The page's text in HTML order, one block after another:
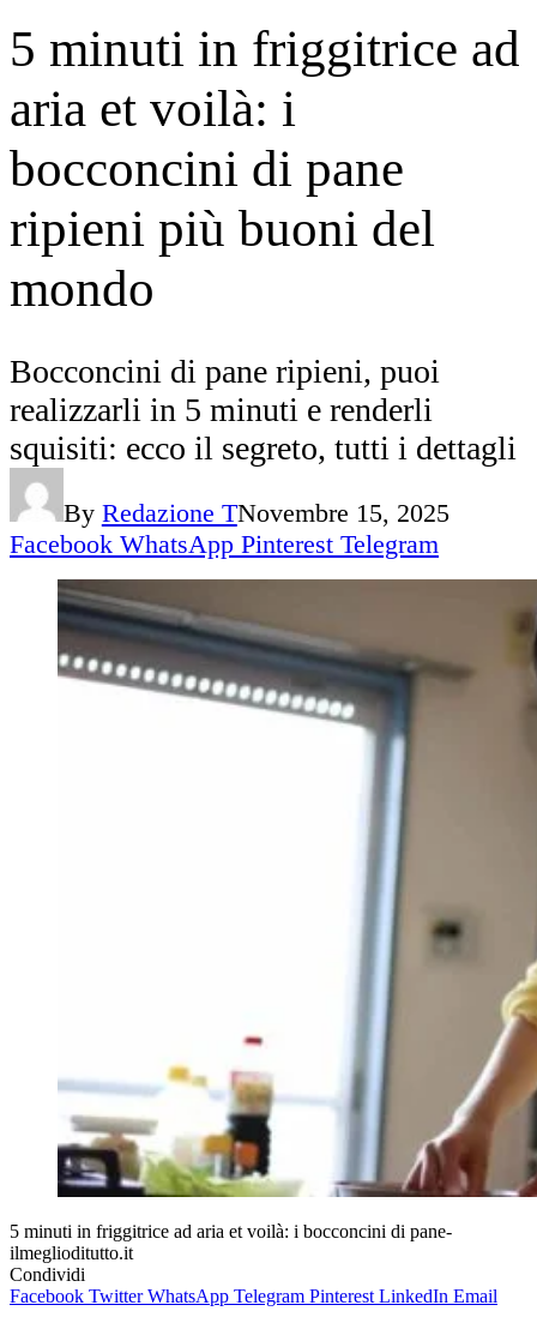
Bocconcini di pane ripieni, puoi
realizzarli in 5 minuti e renderli
squisiti: ecco il segreto, tutti i dettagli
By Redazione TNovembre 15, 2025
Telegram
5 minuti in friggitrice ad aria et voilà: i bocconcini di pane-
ilmeglioditutto.it
Condividi
Facebook Twitter WhatsApp Telegram Pinterest LinkedIn Email